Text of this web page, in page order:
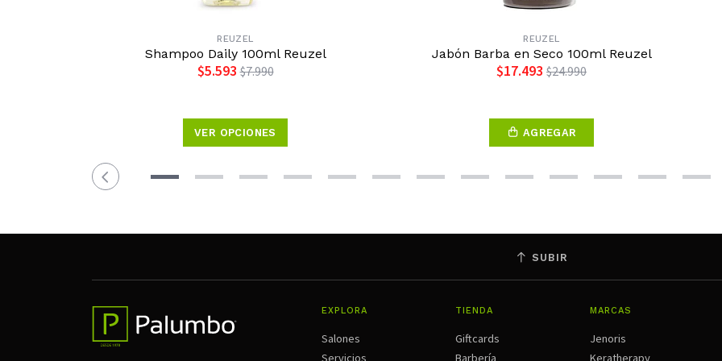
REUZEL
Shampoo Daily 100ml Reuzel
$5.593 $7.990
VER OPCIONES
REUZEL
Jabón Barba en Seco 100ml Reuzel
$17.493 $24.990
AGREGAR
SUBIR
EXPLORA
Salones
Servicios
TIENDA
Giftcards
Barbería
MARCAS
Jenoris
Keratherapy